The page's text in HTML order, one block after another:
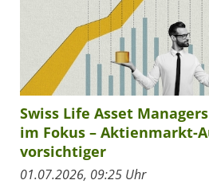
Swiss Life Asset
im Fokus – Aktienmarkt-
vorsichtiger
01.07.2026, 09:25 Uhr